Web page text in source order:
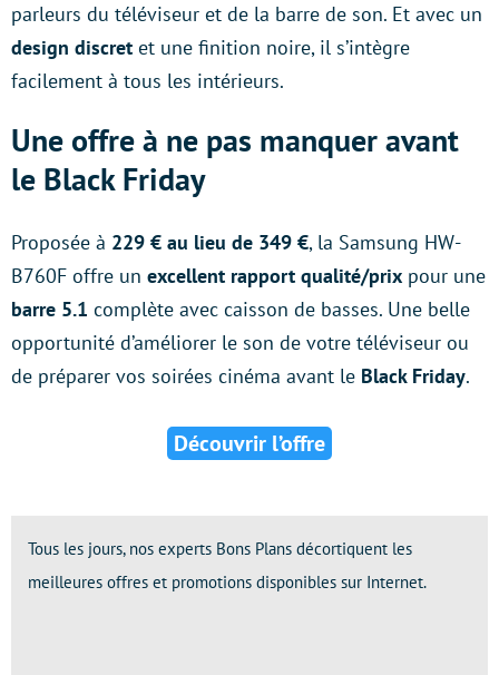
parleurs du téléviseur et de la barre de son. Et avec un
design discret et une finition noire, il s’intègre
facilement à tous les intérieurs.
Une offre à ne pas manquer avant
le Black Friday
Proposée à 229 € au lieu de 349 €, la Samsung HW-
B760F offre un excellent rapport qualité/prix pour une
barre 5.1 complète avec caisson de basses. Une belle
opportunité d’améliorer le son de votre téléviseur ou
de préparer vos soirées cinéma avant le Black Friday.
Découvrir l’offre
Tous les jours, nos experts Bons Plans décortiquent les
meilleures offres et promotions disponibles sur Internet.